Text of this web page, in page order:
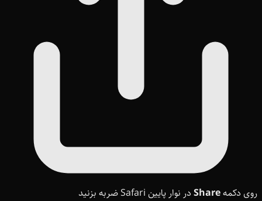
روی دکمهShare در نوار پایین Safari ضربه بزنید